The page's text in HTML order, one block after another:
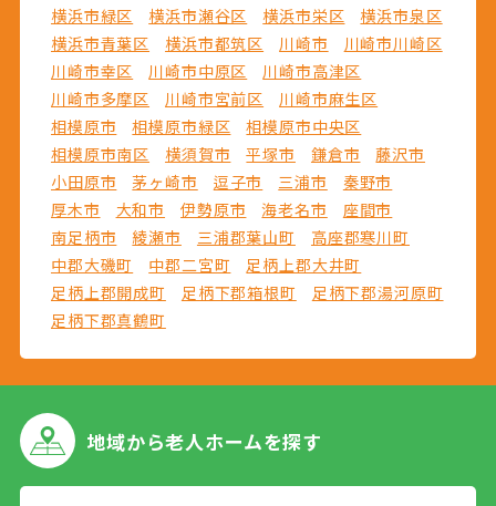
横浜市緑区
横浜市瀬谷区 横浜市栄区
横浜市泉区
横浜市青葉区
横浜市都筑区 川崎市
川崎市川崎区
川崎市幸区
川崎市中原区
川崎市高津区
川崎市多摩区
川崎市宮前区
川崎市麻生区
相模原市
相模原市緑区
相模原市中央区
相模原市南区
横須賀市 平塚市 鎌倉市
藤沢市
小田原市
茅ヶ崎市 逗子市 三浦市
秦野市
厚木市
大和市 伊勢原市 海老名市
座間市
南足柄市
綾瀬市 三浦郡葉山町
高座郡寒川町
中郡大磯町
中郡二宮町
足柄上郡大井町
足柄上郡開成町
足柄下郡箱根町
足柄下郡湯河原町
足柄下郡真鶴町
地域から老人ホームを探す